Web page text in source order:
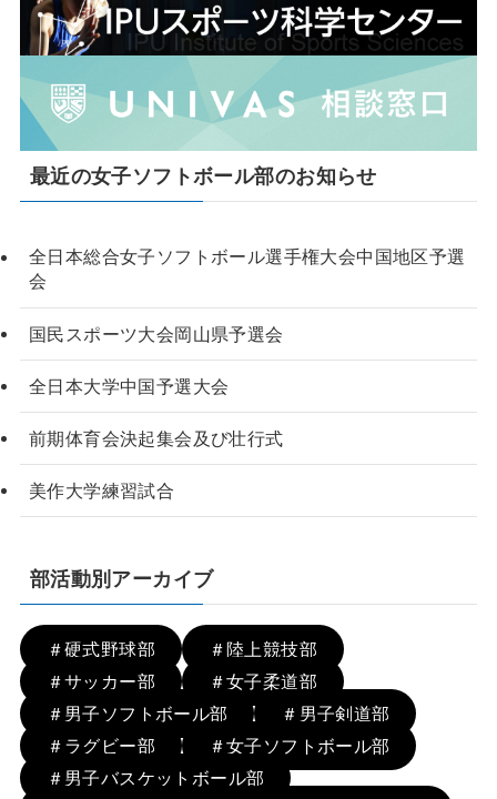
最近の女子ソフトボール部のお知らせ
全日本総合女子ソフトボール選手権大会中国地区予選
会
国民スポーツ大会岡山県予選会
全日本大学中国予選大会
前期体育会決起集会及び壮行式
美作大学練習試合
部活動別アーカイブ
＃硬式野球部
＃陸上競技部
＃サッカー部
＃女子柔道部
＃男子ソフトボール部
＃男子剣道部
＃ラグビー部
＃女子ソフトボール部
＃男子バスケットボール部